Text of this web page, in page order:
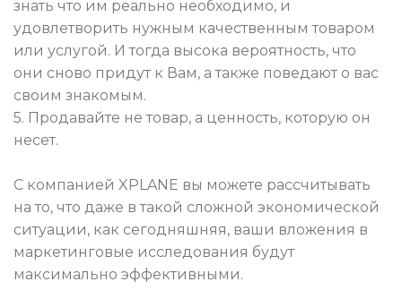
знать что им реально необходимо, и
удовлетворить нужным качественным товаром
или услугой. И тогда высока вероятность, что
они сново придут к Вам, а также поведают о вас
своим знакомым.
5. Продавайте не товар, а ценность, которую он
несет.
С компанией XPLANE вы можете рассчитывать
на то, что даже в такой сложной экономической
ситуации, как сегодняшняя, ваши вложения в
маркетинговые исследования будут
максимально эффективными.